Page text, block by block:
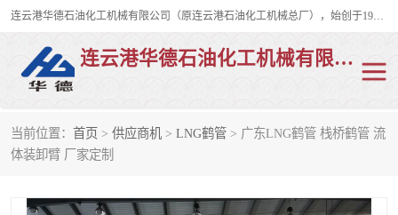
连云港华德石油化工机械有限公司（原连云港石油化工机械总厂），始创于1982年，是从事码头船用流体装卸臂、陆用流体装卸臂（鹤管）、活动梯、钢构平台、定量装车系统等全系列流体装卸设备的设计、制造、销售以及服务的专业供应商。
连云港华德石油化工机械有限公司
当前位置： 首页 > 供应商机 > LNG鹤管 > 广东LNG鹤管 栈桥鹤管 流
体装卸臂 厂家定制
陆用流体装卸臂
液氨鹤管 液氯鹤管